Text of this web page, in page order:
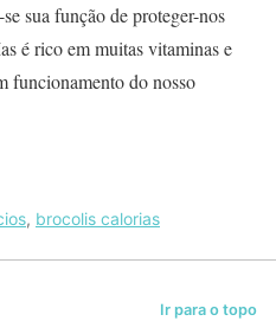
se sua função de proteger-nos
é rico em muitas vitaminas e
funcionamento do nosso
, brocolis calorias
Ir para o topo